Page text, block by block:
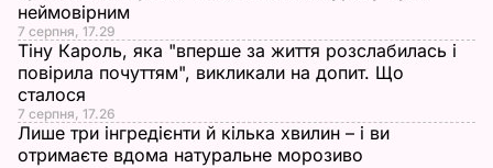
неймовірним
7 серпня, 17.29
Тіну Кароль, яка "вперше за життя розслабилась і
повірила почуттям", викликали на допит. Що
сталося
7 серпня, 17.26
Лише три інгредієнти й кілька хвилин – і ви
отримаєте вдома натуральне морозиво